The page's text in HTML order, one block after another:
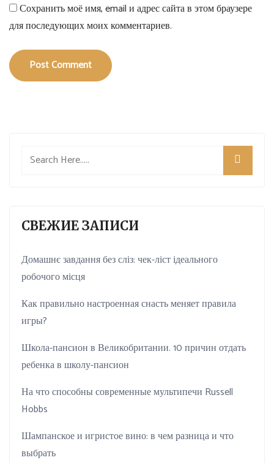
Сохранить моё имя, email и адрес сайта в этом браузере
для последующих моих комментариев.
Post Comment
СВЕЖИЕ ЗАПИСИ
Домашнє завдання без сліз: чек-ліст ідеального
робочого місця
Как правильно настроенная снасть меняет правила
игры?
Школа-пансион в Великобритании. 10 причин отдать
ребенка в школу-пансион
На что способны современные мультипечи Russell
Hobbs
Шампанское и игристое вино: в чем разница и что
выбрать